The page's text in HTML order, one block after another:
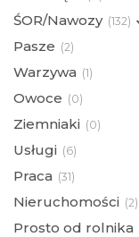
ŚOR/Nawozy (132)
Pasze (2)
Warzywa (1)
Owoce (0)
Ziemniaki (0)
Usługi (6)
Praca (31)
Nieruchomości (2)
Prosto od rolnika